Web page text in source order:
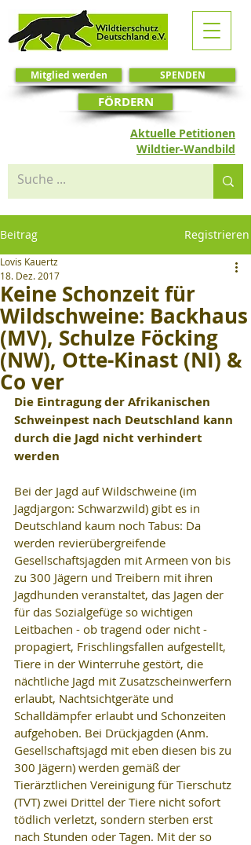
SPENDEN
Mitglied werden
Aktuelle Petitionen
FÖRDERN
Wildtier-Wandbild
Beitrag Registrieren
Keine Schonzeit für
Wildschweine: Backhaus
(MV), Schulze Föcking
(NW), Otte-Kinast (NI) &
Co ver
Lovis Kauertz
18. Dez. 2017
Die Eintragung der Afrikanischen
Schweinpest nach Deutschland kann
durch die Jagd nicht verhindert
werden
Bei der Jagd auf Wildschweine (im
Jagdjargon: Schwarzwild) gibt es in
Deutschland kaum noch Tabus: Da
werden revierübergreifende
Gesellschaftsjagden mit Armeen von bis
zu 300 Jägern und Treibern mit ihren
Jagdhunden veranstaltet, das Jagen der
für das Sozialgefüge so wichtigen
Leitbachen - ob tragend oder nicht -
propagiert, Frischlingsfallen aufgestellt,
Tiere in der Winterruhe gestört, die
nächtliche Jagd mit Zusatzscheinwerfern
erlaubt, Nachtsichtgeräte und
Schalldämpfer erlaubt und Schonzeiten
aufgehoben. Bei Drückjagden (Anm.
Gesellschaftsjagd mit eben diesen bis zu
300 Jägern) werden gemäß der
Tierärztlichen Vereinigung für Tierschutz
(TVT) zwei Drittel der Tiere nicht sofort
tödlich verletzt, sondern sterben erst
nach Stunden oder Tagen. Mit der so